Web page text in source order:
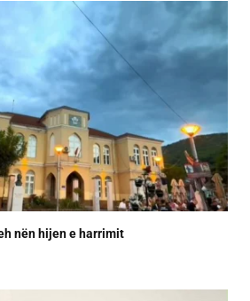
nën hijen e harrimit